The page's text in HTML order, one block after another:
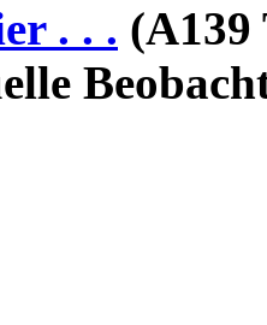
. . . (A139